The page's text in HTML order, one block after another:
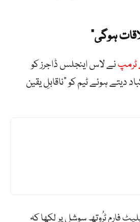
ہوگی”
ٹرمپنے لاس اینجلس ڈاجرز کو
دیتے ہوئے ٹیم کو “ناقابلِ یقین
فارم ٹرُوتھ سوشل پر لکھا کہ